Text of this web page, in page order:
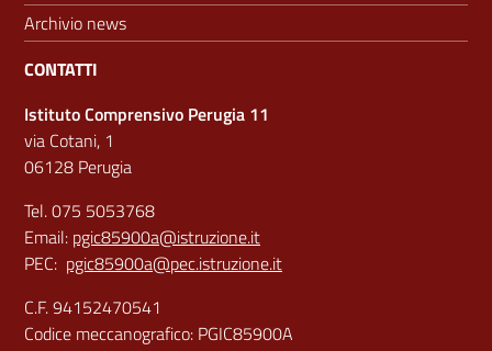
Archivio news
CONTATTI
Istituto Comprensivo Perugia 11
via Cotani, 1
06128 Perugia
Tel. 075 5053768
Email: pgic85900a@istruzione.it
PEC: pgic85900a@pec.istruzione.it
C.F. 94152470541
Codice meccanografico: PGIC85900A